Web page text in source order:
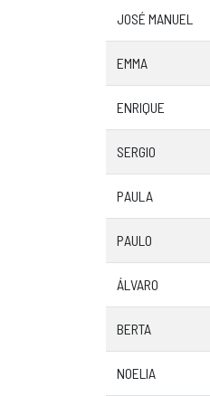
JOSÉ MANUEL
EMMA
ENRIQUE
SERGIO
PAULA
PAULO
ÁLVARO
BERTA
NOELIA